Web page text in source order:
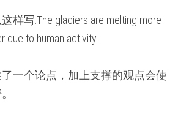
样写:The glaciers are melting more
due to human activity.
一个论点，加上支撑的观点会使